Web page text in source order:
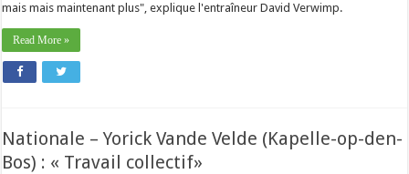
mais mais maintenant plus", explique l'entraîneur David Verwimp.
Read More »
Nationale – Yorick Vande Velde (Kapelle-op-den-
Bos) : « Travail collectif»